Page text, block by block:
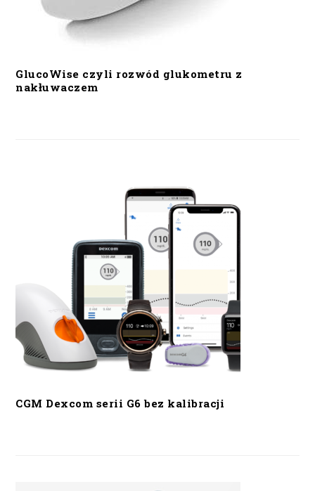
GlucoWise czyli rozwód glukometru z
nakłuwaczem
CGM Dexcom serii G6 bez kalibracji